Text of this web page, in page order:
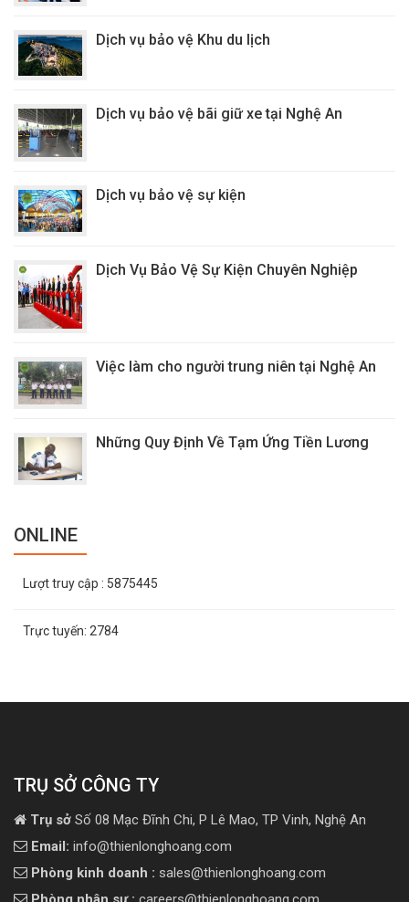
Dịch vụ bảo vệ Khu du lịch
Dịch vụ bảo vệ bãi giữ xe tại Nghệ An
Dịch vụ bảo vệ sự kiện
Dịch Vụ Bảo Vệ Sự Kiện Chuyên Nghiệp
Việc làm cho người trung niên tại Nghệ An
Những Quy Định Về Tạm Ứng Tiền Lương
ONLINE
Lượt truy cập : 5875445
Trực tuyến: 2784
TRỤ SỞ CÔNG TY
Trụ sở Số 08 Mạc Đĩnh Chi, P Lê Mao, TP Vinh, Nghệ An
Email: info@thienlonghoang.com
Phòng kinh doanh : sales@thienlonghoang.com